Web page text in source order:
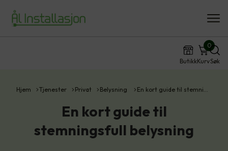
ButikkKurv
0
Søk
Hjem Tjenester Privat Belysning En kort guide til stemni…
En kort guide til
stemningsfull belysning